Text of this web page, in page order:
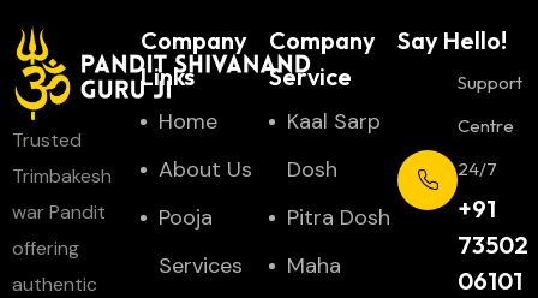
Trusted
Trimbakesh
war Pandit
offering
authentic
Company
Links
Home
About Us
Pooja
Services
Company
Service
Kaal Sarp
Dosh
Pitra Dosh
Maha
Say Hello!
Support
Centre
24/7
+91
73502
06101